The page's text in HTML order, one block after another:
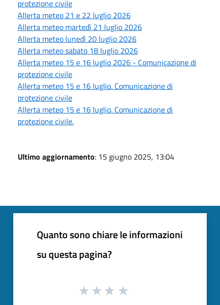
protezione civile
Allerta meteo 21 e 22 luglio 2026
Allerta meteo martedì 21 luglio 2026
Allerta meteo lunedì 20 luglio 2026
Allerta meteo sabato 18 luglio 2026
Allerta meteo 15 e 16 luglio 2026 - Comunicazione di
protezione civile
Allerta meteo 15 e 16 luglio. Comunicazione di
protezione civile
Allerta meteo 15 e 16 luglio. Comunicazione di
protezione civile.
Ultimo aggiornamento: 15 giugno 2025, 13:04
Quanto sono chiare le informazioni
su questa pagina?